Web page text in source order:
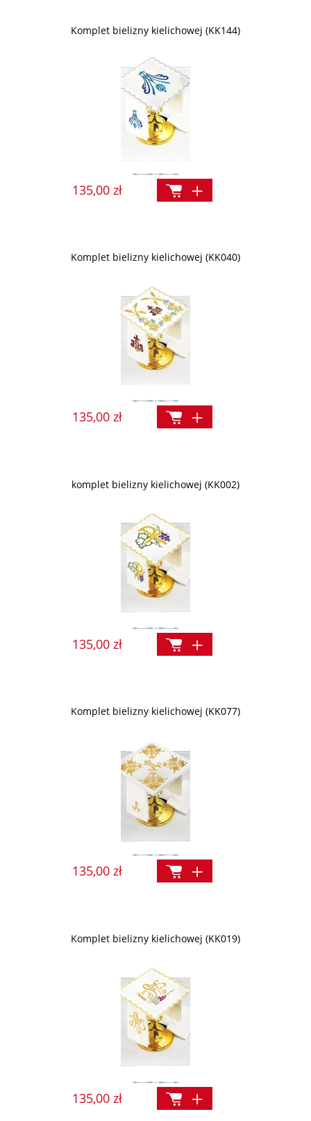
Komplet bielizny kielichowej (KK144)
135,00 zł
Komplet bielizny kielichowej (KK040)
135,00 zł
komplet bielizny kielichowej (KK002)
135,00 zł
Komplet bielizny kielichowej (KK077)
135,00 zł
Komplet bielizny kielichowej (KK019)
135,00 zł